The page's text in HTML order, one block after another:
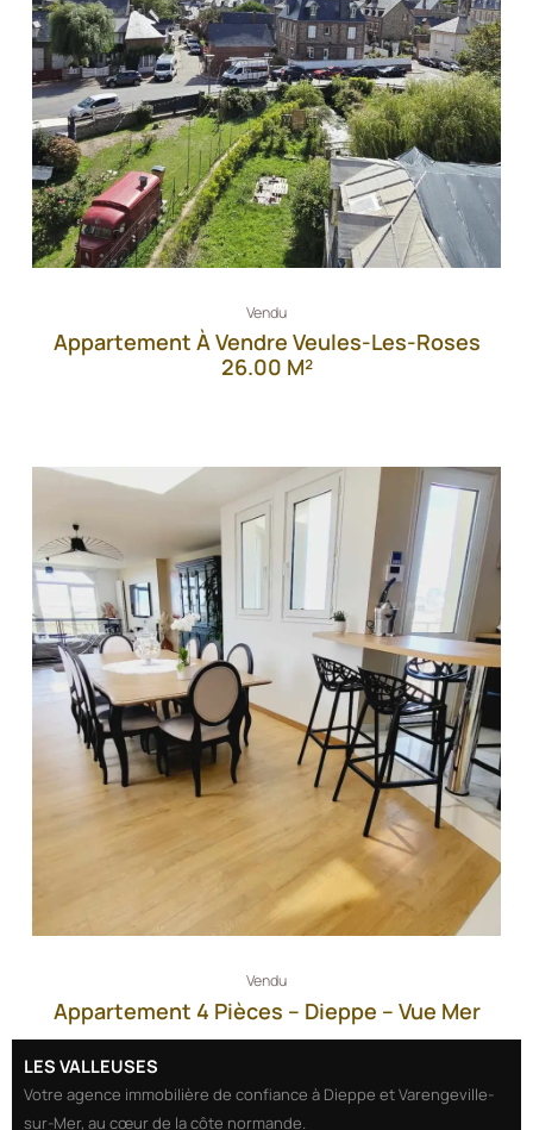
Vendu
Appartement À Vendre Veules-Les-Roses
26.00 M²
Vendu
Appartement 4 Pièces – Dieppe – Vue Mer
LES VALLEUSES
Votre agence immobilière de confiance à Dieppe et Varengeville-
sur-Mer, au cœur de la côte normande.